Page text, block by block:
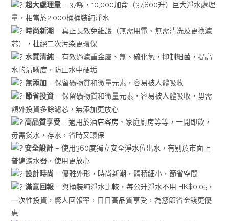
超大處理量 – 37噸，10,000加侖（37,800升）巨大淨水處理
量，相當於2,000桶桶裝純淨水
時尚新潮 – 真正長效免維護（無需用電、無需清洗及更換濾
芯），杜絕二次污染更環保
水質清純 – 有效過濾重金屬、氯、硫化氫，抑制細菌，提高
水的清晰度，防止水中硬垢
無添加 – 保留礦物質和微量元素，容易被人體吸收
節省投資 – 保留礦物質和微量元素，容易被人體吸收，毋需
額外投資多餘濾芯，無添加更放心
高品質享受 – 適用於酒店客房 、家庭廚房等等，一開即飲，
毋需煲水，存水，省時又環保
安全設計 – 使用360度獨立安全淨水位出水，有别於市面上
普遍濾水器，使用更放心
設計時尚 – 優雅外形，時尚新潮，體積細小，節省空間
滿意回報 –與桶裝純淨水比較，每公升淨水不用 HK$0.05，
一次性投資，驚人回報率，日日高品質享受，為您節省金錢更優
惠